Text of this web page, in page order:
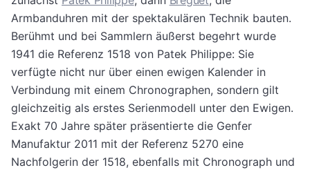
Armbanduhren mit der spektakulären Technik bauten.
Berühmt und bei Sammlern äußerst begehrt wurde
1941 die Referenz 1518 von Patek Philippe: Sie
verfügte nicht nur über einen ewigen Kalender in
Verbindung mit einem Chronographen, sondern gilt
gleichzeitig als erstes Serienmodell unter den Ewigen.
Exakt 70 Jahre später präsentierte die Genfer
Manufaktur 2011 mit der Referenz 5270 eine
Nachfolgerin der 1518, ebenfalls mit Chronograph und